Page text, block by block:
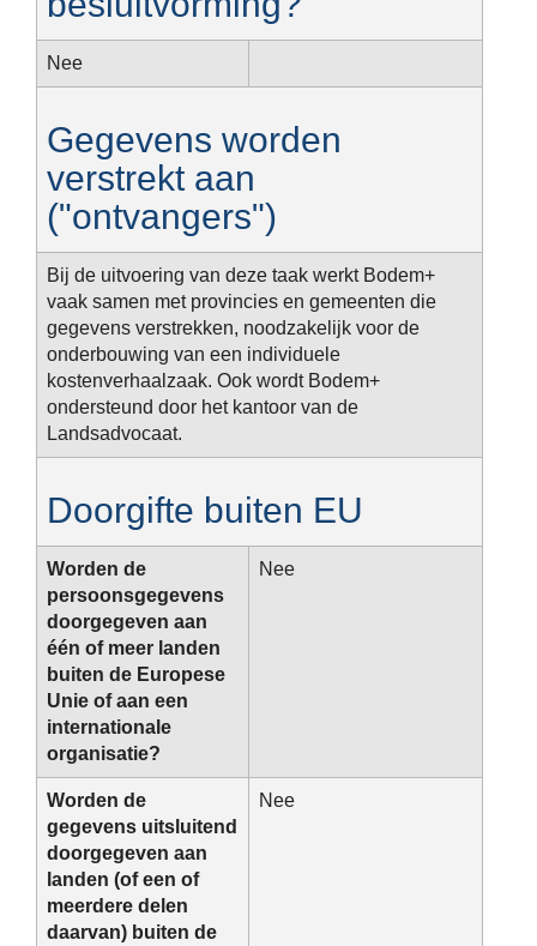
Nee
Gegevens worden
verstrekt aan
("ontvangers")
Bij de uitvoering van deze taak werkt Bodem+
vaak samen met provincies en gemeenten die
gegevens verstrekken, noodzakelijk voor de
onderbouwing van een individuele
kostenverhaalzaak. Ook wordt Bodem+
ondersteund door het kantoor van de
Landsadvocaat.
Doorgifte buiten EU
Worden de
persoonsgegevens
doorgegeven aan
één of meer landen
buiten de Europese
Unie of aan een
internationale
organisatie?
Nee
Worden de
gegevens uitsluitend
doorgegeven aan
landen (of een of
meerdere delen
daarvan) buiten de
Nee